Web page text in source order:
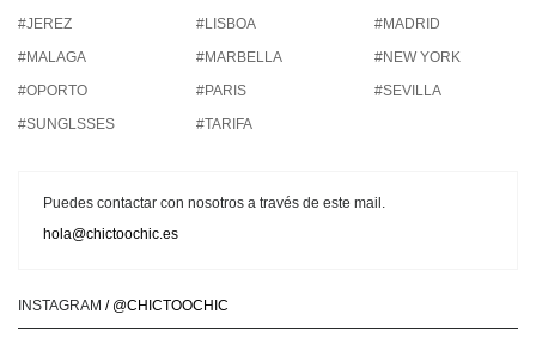
#JEREZ
#LISBOA
#MADRID
#MALAGA
#MARBELLA
#NEW YORK
#OPORTO
#PARIS
#SEVILLA
#SUNGLSSES
#TARIFA
Puedes contactar con nosotros a través de este mail.
hola@chictoochic.es
INSTAGRAM / @CHICTOOCHIC